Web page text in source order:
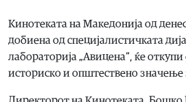
Кинотеката на Македонија од
добиена од специјалистичката
лабораторија „Авицена“, ќе
историско и општествено значење